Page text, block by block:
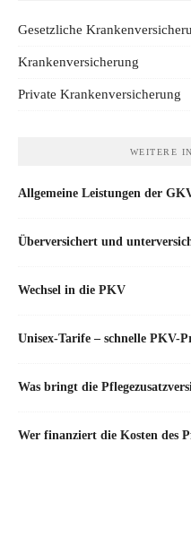
Gesetzliche
Krankenversicherung
Private Krankenversicherung
WEITERE
Allgemeine Leistungen der
Überversichert und
Wechsel in die PKV
Unisex-Tarife – schnelle PKV-
Was bringt die
Wer finanziert die Kosten des